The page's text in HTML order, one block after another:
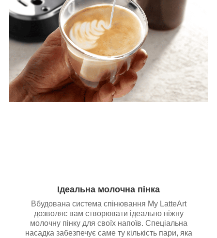
Ідеальна молочна пінка
Вбудована система спінювання My LatteArt
дозволяє вам створювати ідеально ніжну
молочну пінку для своїх напоїв. Спеціальна
насадка забезпечує саме ту кількість пари, яка